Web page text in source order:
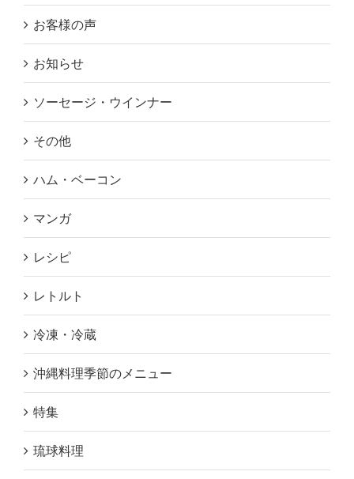
お客様の声
お知らせ
ソーセージ・ウインナー
その他
ハム・ベーコン
マンガ
レシピ
レトルト
冷凍・冷蔵
沖縄料理季節のメニュー
特集
琉球料理